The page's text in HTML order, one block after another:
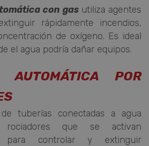
con gasutiliza agentes
rápidamente incendios,
de oxígeno. Es ideal
el agua podría dañar equipos.
AUTOMÁTICA POR
tuberías conectadas a agua
rociadores que se activan
para controlar y extinguir